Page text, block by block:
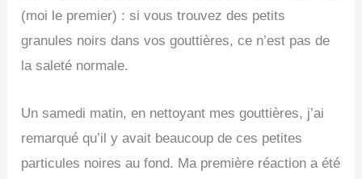
(moi le premier) : si vous trouvez des petits
granules noirs dans vos gouttières, ce n’est pas de
la saleté normale.
Un samedi matin, en nettoyant mes gouttières, j’ai
remarqué qu’il y avait beaucoup de ces petites
particules noires au fond. Ma première réaction a été